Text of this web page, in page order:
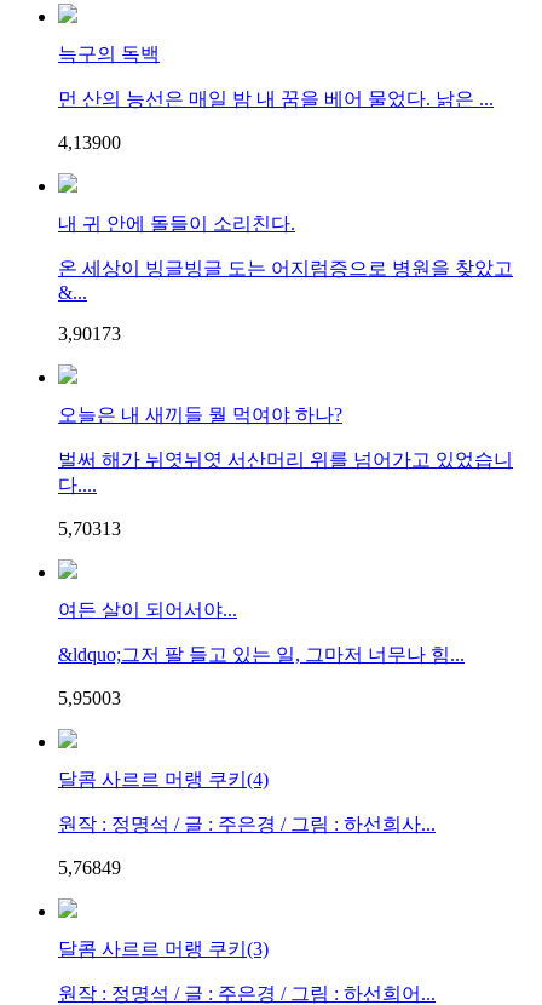
늑구의 독백
먼 산의 능선은 매일 밤 내 꿈을 베어 물었다. 낡은 ...
4,13900
내 귀 안에 돌들이 소리친다.
온 세상이 빙글빙글 도는 어지럼증으로 병원을 찾았고
&...
3,901 73
오늘은 내 새끼들 뭘 먹여야 하나?
벌써 해가 뉘엿뉘엿 서산머리 위를 넘어가고 있었습니
다....
5,70313
여든 살이 되어서야...
&ldquo;그저 팔 들고 있는 일, 그마저 너무나 힘...
5,95003
달콤 사르르 머랭 쿠키(4)
원작 : 정명석 / 글 : 주은경 / 그림 : 하선희사...
5,76849
달콤 사르르 머랭 쿠키(3)
원작 : 정명석 / 글 : 주은경 / 그림 : 하선희어...